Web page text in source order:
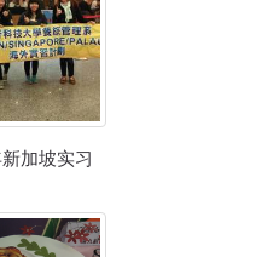
加坡实习